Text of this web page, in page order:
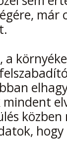
már
a
mindent
közben